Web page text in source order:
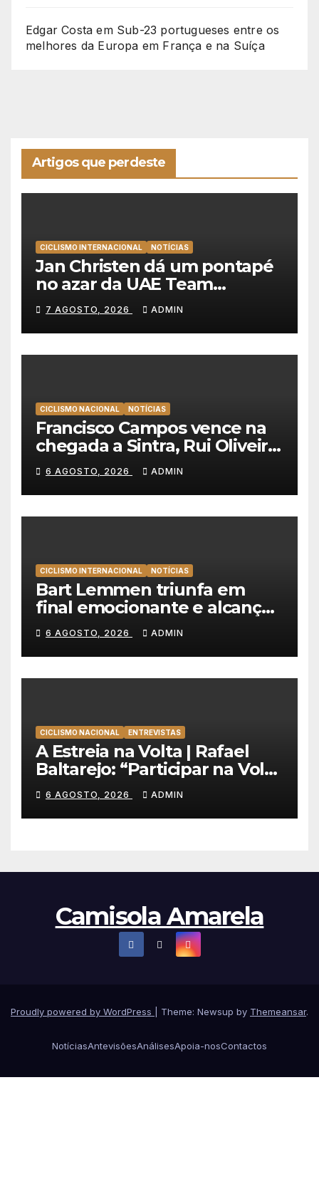
Edgar Costa em Sub-23 portugueses entre os
melhores da Europa em França e na Suíça
Artigos que perdeste
CICLISMO INTERNACIONAL NOTÍCIAS
Jan Christen dá um pontapé
no azar da UAE Team
Emirates e vence na Volta a
Polónia
7 AGOSTO, 2026 ADMIN
CICLISMO NACIONAL NOTÍCIAS
Francisco Campos vence na
chegada a Sintra, Rui Oliveira
veste de amarelo na Volta a
Portugal
6 AGOSTO, 2026 ADMIN
CICLISMO INTERNACIONAL NOTÍCIAS
Bart Lemmen triunfa em
final emocionante e alcança
a primeira vitória da carreira
na Volta à Polónia
6 AGOSTO, 2026 ADMIN
CICLISMO NACIONAL ENTREVISTAS
A Estreia na Volta | Rafael
Baltarejo: “Participar na Volta
a Portugal é o sonho de
qualquer ciclista”
6 AGOSTO, 2026 ADMIN
Camisola Amarela
Proudly powered by WordPress Theme: Newsup by Themeansar.
NotíciasAntevisõesAnálisesApoia-nosContactos